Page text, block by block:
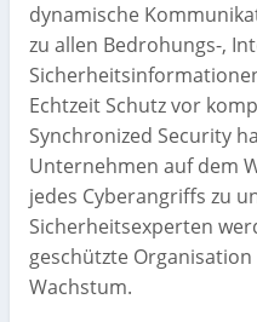
dynamische
zu allen Bedrohungs-,
Echtzeit Schutz vor
Synchronized Security
Unternehmen auf dem
jedes Cyberangriffs zu
Sicherheitsexperten
geschützte
Wachstum.